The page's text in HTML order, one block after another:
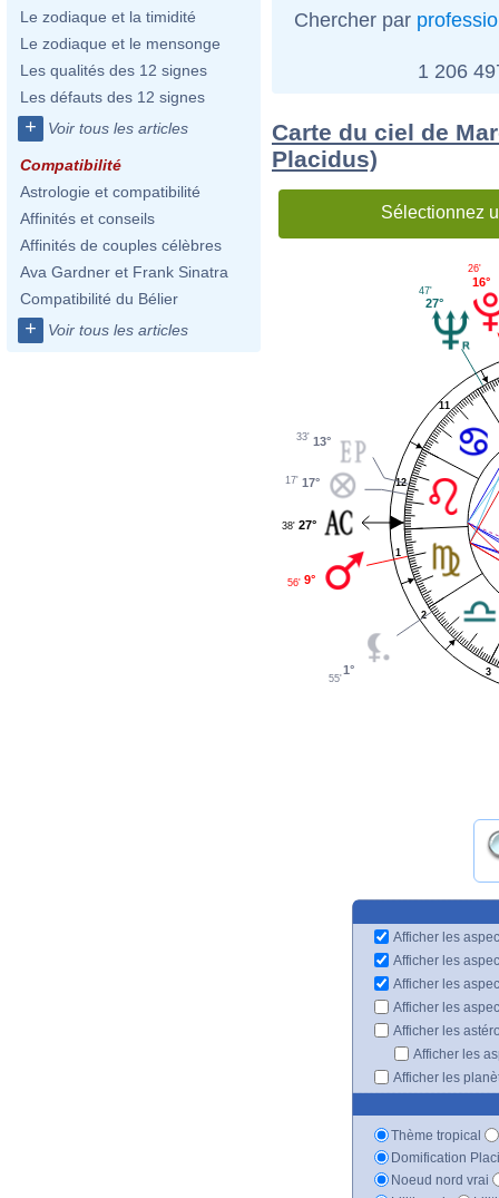
Le zodiaque et la timidité
Le zodiaque et le mensonge
Les qualités des 12 signes
Les défauts des 12 signes
+ Voir tous les articles
Compatibilité
Astrologie et compatibilité
Affinités et conseils
Affinités de couples célèbres
Ava Gardner et Frank Sinatra
Compatibilité du Bélier
+ Voir tous les articles
Chercher par
1 206
Carte du ciel de
Placidus)
Sélectionnez
1
2
3
11
12
16°
26'
27°
47'
13°
33'
17°
17'
27°
38'
9°
56'
1°
55'
Afficher les
Afficher les
Afficher les
Afficher les
Afficher les
Afficher les
Afficher les
Thème tropical
Domification
Noeud nord vrai